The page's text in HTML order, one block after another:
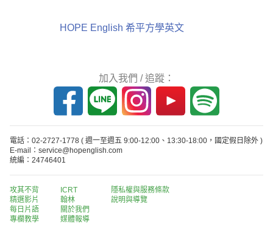
HOPE English 希平方學英文
加入我們 / 追蹤：
電話：02-2727-1778 ( 週一至週五 9:00-12:00、13:30-18:00，國定假日除外 )
E-mail：service@hopenglish.com
統編：24746401
攻其不背
精選影片
每日片語
專欄教學
ICRT
翰林
關於我們
媒體報導
隱私權與服務條款
說明與導覽